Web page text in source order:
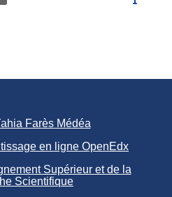
Farès Médéa
en ligne OpenEdx
Supérieur et de la
Scientifique